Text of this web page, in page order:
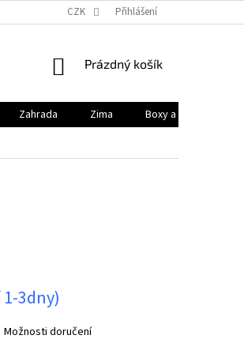
PODMÍNKY OCHRANY OSOBNÍCH ÚDAJŮ
CZK Přihlášení
NÁKUPNÍ
Prázdný košík
Zahrada Zima Boxy a brašny
3dny)
Možnosti doručení